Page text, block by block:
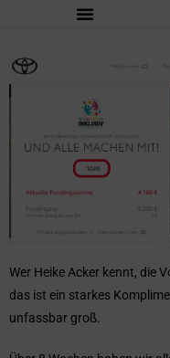
Wer Heike Acker kennt, die
das ist ein starkes
unfassbar groß.